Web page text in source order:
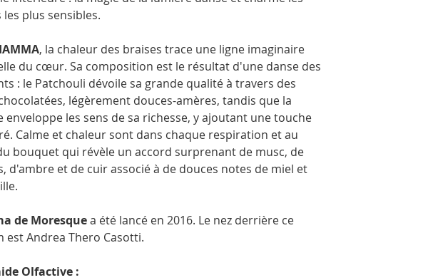
plus sensibles.
, la chaleur des braises trace une ligne imaginaire
du cœur. Sa composition est le résultat d'une danse des
: le Patchouli dévoile sa grande qualité à travers des
légèrement douces-amères, tandis que la
enveloppe les sens de sa richesse, y ajoutant une touche
Calme et chaleur sont dans chaque respiration et au
bouquet qui révèle un accord surprenant de musc, de
d'ambre et de cuir associé à de douces notes de miel et
de Moresquea été lancé en 2016. Le nez derrière ce
est Andrea Thero Casotti.
Olfactive :